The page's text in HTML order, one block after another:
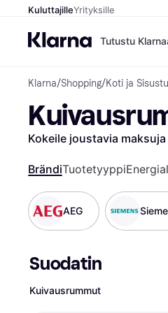
KuluttajilleYrityksille
Tutustu
Klarna/Shopping/Koti ja
Kokeile joustavia
BrändiTuotetyyppi
AEG
Suodatin
Kuivausrummut